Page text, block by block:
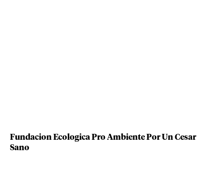
Fundacion Ecologica Pro Ambiente Por Un Cesar
Sano